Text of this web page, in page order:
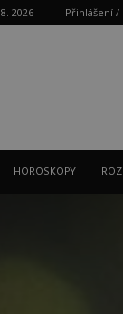
2026 Přihlášení /
HOROSKOPY